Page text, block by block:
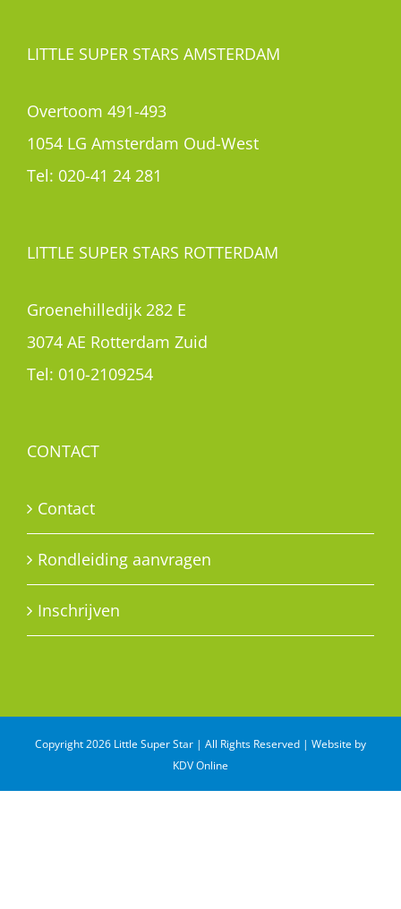
LITTLE SUPER STARS AMSTERDAM
Overtoom 491-493
1054 LG Amsterdam Oud-West
Tel: 020-41 24 281
LITTLE SUPER STARS ROTTERDAM
Groenehilledijk 282 E
3074 AE Rotterdam Zuid
Tel: 010-2109254
CONTACT
Contact
Rondleiding aanvragen
Inschrijven
Copyright 2026 Little Super Star | All Rights Reserved | Website by
KDV Online